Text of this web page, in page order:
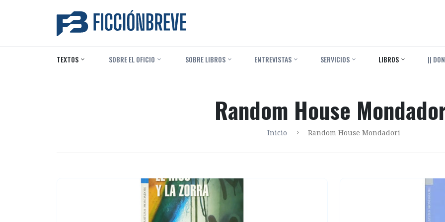
TEXTOS ‎ SOBRE EL OFICIO ‎ SOBRE LIBROS ENTREVISTAS SERVICIOS LIBROS ||
Random House
Inicio Random House Mondadori